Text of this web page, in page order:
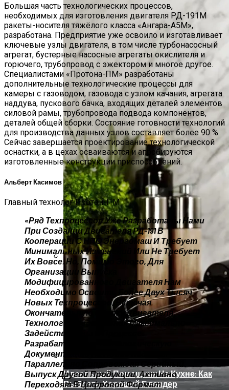
В Нидерландах Придумали Способ
Очистить Реки От Пластика
Идеальный Помощник На Кухне: Как
Выбрать Хороший Блендер
Большая часть технологических процессов,
необходимых для изготовления двигателя РД-191М
ракеты-носителя тяжёлого класса «Ангара-А5М»,
разработана. Предприятие уже освоило и изготавливает
ключевые узлы двигателя, в том числе турбонасосный
агрегат, бустерные насосные агрегаты окислителя и
горючего, трубопровод с эжектором и многое другое.
Специалистами «Протона-ПМ» разработаны
дополнительные технологические процессы для
камеры с газоводом, газовода с узлом качания, агрегата
наддува, пускового бачка, входящих деталей элементов
силовой рамы, трубопровода подвода компонентов,
деталей общей сборки. Состояние готовности технологий
для производства данных узлов составляет более 90 %.
Сейчас завершается проектирование технологической
оснастки, а в цехах осваиваются и апробируются
изготовленные конструкции приспособлений.
Альберт Касимов
Главный технолог Протон-ПМ
«Ряд Техпроцессов Уже Разработаны Нами
При Создании Двигателя РД-191 В
Кооперации С НПО Энергомаш И Требует
Минимальных Изменений Или Не Требует
Их Вовсе. Но, Помимо Этого, Для
Организации Выпуска
Модифицированного Двигателя Нам
Необходимо Освоить Более Двух Тысяч
Новых Техпроцессов, Включая
Окончательную Сборку Двигателя.
Технологи Предприятия Максимально
Задействованы В Процессе:
Разрабатывают Технологическую
Документацию На Новое Изделие,
Параллельно Сопровождая Серийный
Выпуск Другой Продукции, Активно
Переходят В Цифровой Формат